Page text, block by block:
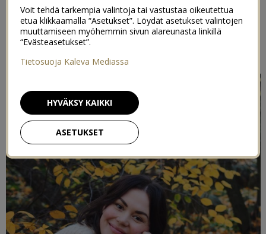
5/11/2021
Postaus on toteutettu kaupallisessa yhteistyössäErisan+
Voit tehdä tarkempia valintoja tai vastustaa oikeutettua
etua klikkaamalla “Asetukset”. Löydät asetukset valintojen
muuttamiseen myöhemmin sivun alareunasta linkillä
“Evästeasetukset”.
Tietosuoja Kaleva Mediassa
ASETUKSET
HYVÄKSY KAIKKI